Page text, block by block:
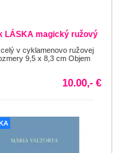
LÁSKA magický ružový
v cyklamenovo ružovej
9,5 x 8,3 cm Objem
10.00,- €